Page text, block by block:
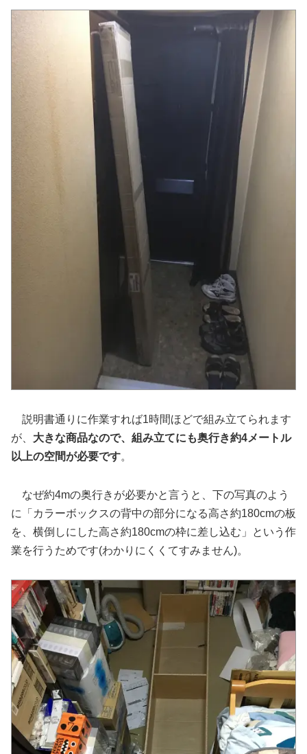
説明書通りに作業すれば1時間ほどで組み立てられます
が、 大きな商品なので、組み立てにも奥行き約4メートル
以上の空間が必要です。
なぜ約4mの奥行きが必要かと言うと、下の写真のよう
に「カラーボックスの背中の部分になる高さ約180cmの板
を、横倒しにした高さ約180cmの枠に差し込む」という作
業を行うためです(わかりにくくてすみません)。